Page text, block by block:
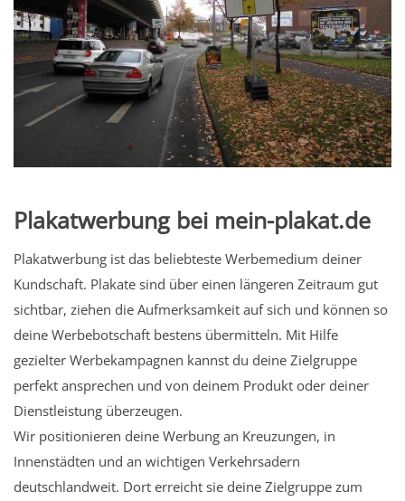
Plakatwerbung bei mein-plakat.de
Plakatwerbung ist das beliebteste Werbemedium deiner
Kundschaft. Plakate sind über einen längeren Zeitraum gut
sichtbar, ziehen die Aufmerksamkeit auf sich und können so
deine Werbebotschaft bestens übermitteln. Mit Hilfe
gezielter Werbekampagnen kannst du deine Zielgruppe
perfekt ansprechen und von deinem Produkt oder deiner
Dienstleistung überzeugen.
Wir positionieren deine Werbung an Kreuzungen, in
Innenstädten und an wichtigen Verkehrsadern
deutschlandweit. Dort erreicht sie deine Zielgruppe zum